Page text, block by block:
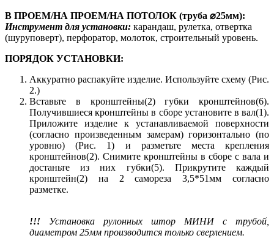
В ПРОЕМ/НА ПРОЕМ/НА ПОТОЛОК (труба ⌀25мм):
Инструмент для установки: карандаш, рулетка, отвертка
(шуруповерт), перфоратор, молоток, строительный уровень.
ПОРЯДОК УСТАНОВКИ:
Аккуратно распакуйте изделие. Используйте схему (Рис.
2.)
Вставьте в кронштейны(2) губки кронштейнов(6).
Получившиеся кронштейны в сборе установите в вал(1).
Приложите изделие к устанавливаемой поверхности
(согласно произведенным замерам) горизонтально (по
уровню) (Рис. 1) и разметьте места крепления
кронштейнов(2). Снимите кронштейны в сборе с вала и
достаньте из них губки(5). Прикрутите каждый
кронштейн(2) на 2 самореза 3,5*51мм согласно
разметке.
!!! Установка рулонных штор МИНИ с трубой,
диаметром 25мм производится только сверлением.